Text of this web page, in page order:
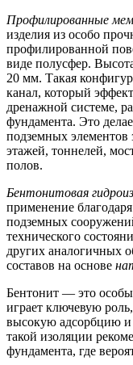
Профилированные
изделия из особо
профилированной
виде полусфер.
20 мм. Такая
канал, который
дренажной системе,
фундамента. Это
подземных
этажей, тоннелей,
полов.
Бентонитовая
применение
подземных
технического
других аналогичных
составов на основе
Бентонит — это
играет ключевую
высокую адсорбцию
такой изоляции
фундамента, где